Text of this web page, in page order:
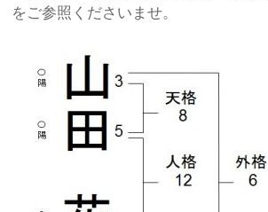
をご参照くださいませ。